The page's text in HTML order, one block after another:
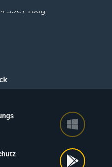
4.99€ / 100g